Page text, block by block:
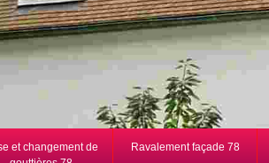
et changement de
Ravalement façade 78